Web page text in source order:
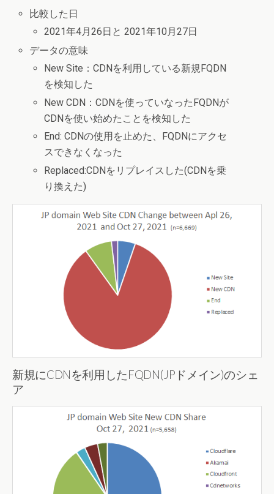
比較した日
2021年4月26日と 2021年10月27日
データの意味
New Site：CDNを利用している新規FQDN
を検知した
New CDN：CDNを使っていなったFQDNが
CDNを使い始めたことを検知した
End: CDNの使用を止めた、FQDNにアクセ
スできなくなった
Replaced:CDNをリプレイスした(CDNを乗
り換えた)
新規にCDNを利用したFQDN(JPドメイン)のシェ
ア